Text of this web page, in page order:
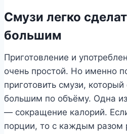
Смузи легко
большим
Приготовление и
очень простой. Но именно
приготовить смузи,
большим по объёму. Одна
— сокращение калорий.
порции, то с каждым разом